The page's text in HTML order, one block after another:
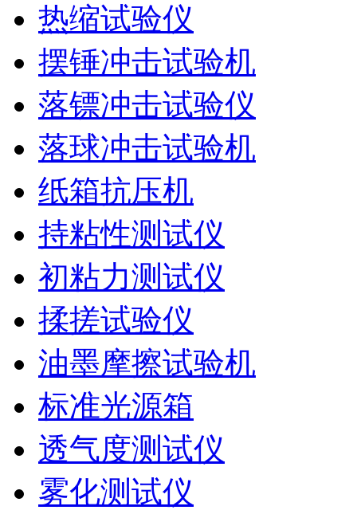
热缩试验仪
摆锤冲击试验机
落镖冲击试验仪
落球冲击试验机
纸箱抗压机
持粘性测试仪
初粘力测试仪
揉搓试验仪
油墨摩擦试验机
标准光源箱
透气度测试仪
雾化测试仪